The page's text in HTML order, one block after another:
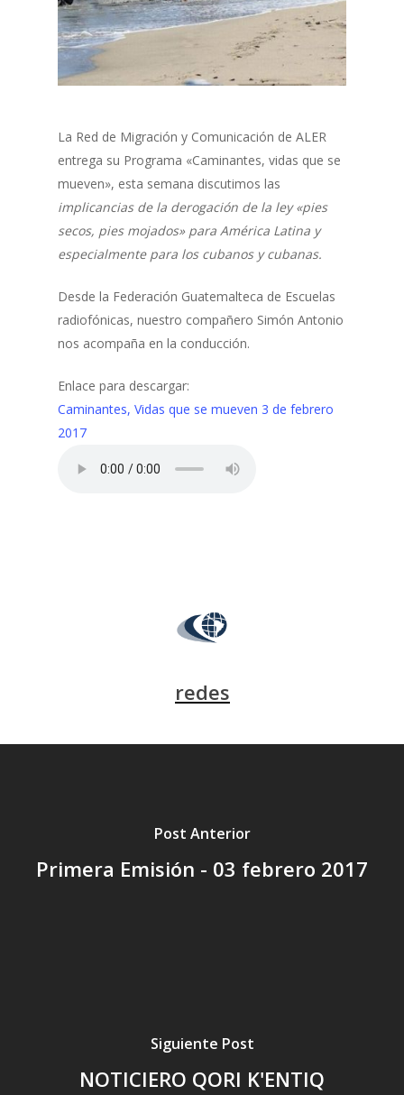
La Red de Migración y Comunicación de ALER
entrega su Programa «Caminantes, vidas que se
mueven», esta semana discutimos las
implicancias de la derogación de la ley «pies
secos, pies mojados» para América Latina y
especialmente para los cubanos y cubanas.
Desde la Federación Guatemalteca de Escuelas
radiofónicas, nuestro compañero Simón Antonio
nos acompaña en la conducción.
Enlace para descargar:
Caminantes, Vidas que se mueven 3 de febrero
2017
redes
Post Anterior
Primera Emisión - 03 febrero 2017
Siguiente Post
NOTICIERO QORI K'ENTIQ